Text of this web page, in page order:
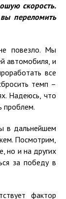
скорость.
переломить
повезло. Мы
автомобиля, и
все
темп –
Надеюсь, что
проблем.
в дальнейшем
Посмотрим,
но и на других
за победу в
фактор